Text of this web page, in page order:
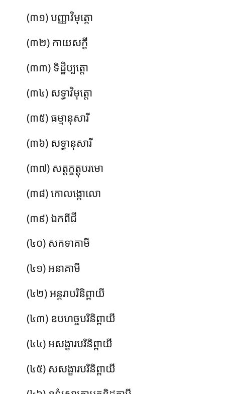
(៣១) បញ្ញាវិមុត្តោ
(៣២) កាយសក្ខី
(៣៣) ទិដ្ឋិប្បត្តោ
(៣៤) សទ្ធាវិមុត្តោ
(៣៥) ធម្មានុសារី
(៣៦) សទ្ធានុសារី
(៣៧) សត្តក្ខត្តុបរមោ
(៣៨) កោលង្កោលោ
(៣៩) ឯកពីជី
(៤០) សកទាគាមី
(៤១) អនាគាមី
(៤២) អន្តរាបរិនិព្ពាយី
(៤៣) ឧបហច្ចបរិនិព្ពាយី
(៤៤) អសង្ខារបរិនិព្ពាយី
(៤៥) សសង្ខារបរិនិព្ពាយី